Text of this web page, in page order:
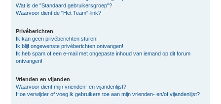
Wat is de "Standaard gebruikersgroep"?
Waarvoor dient de "Het Team"-link?
Privéberichten
Ik kan geen privéberichten sturen!
Ik blijf ongewenste privéberichten ontvangen!
Ik heb spam of een e-mail met ongepaste inhoud van iemand op dit forum
ontvangen!
Vrienden en vijanden
Waarvoor dient mijn vrienden- en vijandenlijst?
Hoe verwijder of voeg ik gebruikers toe aan mijn vrienden- en/of vijandenlijst?